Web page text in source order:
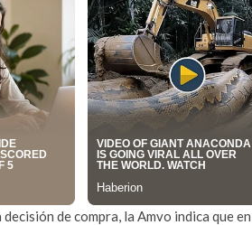
de compra, la Amvo indica que